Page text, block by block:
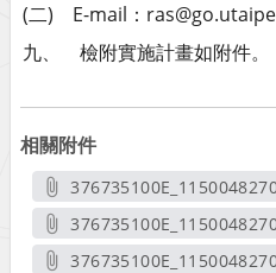
(二) E-mail：
九、 檢附實施計畫如附件。
相關附件
另開新視
另開新